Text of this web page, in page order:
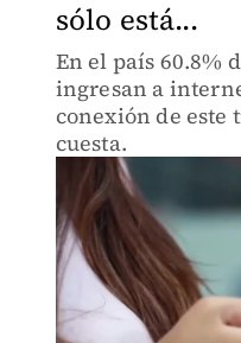
sólo está...
En el país 60.8%
ingresan a
conexión de este
cuesta.